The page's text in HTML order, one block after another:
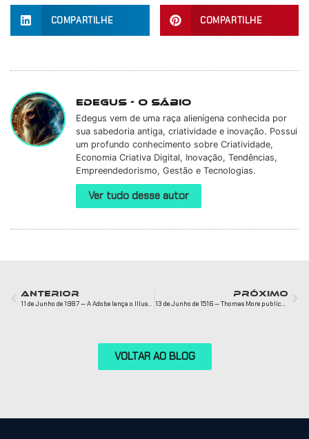
COMPARTILHE COMPARTILHE
Edegus - O Sábio
Edegus vem de uma raça alienígena conhecida por
sua sabedoria antiga, criatividade e inovação. Possui
um profundo conhecimento sobre Criatividade,
Economia Criativa Digital, Inovação, Tendências,
Empreendedorismo, Gestão e Tecnologias.
Ver tudo desse autor
ANTERIOR
11 de Junho de 1987 — A Adobe lança o Illustrator 1.0
PRÓXIMO
13 de Junho de 1516 — Thomas More publica Utopia
VOLTAR AO BLOG